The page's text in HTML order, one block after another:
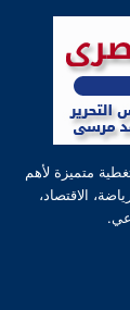
متميزة لأهم
الاقتصاد،